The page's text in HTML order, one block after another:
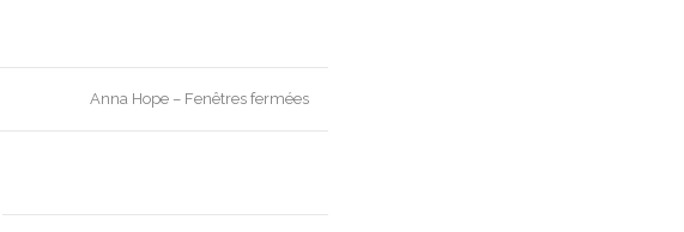
Anna Hope – Fenêtres fermées